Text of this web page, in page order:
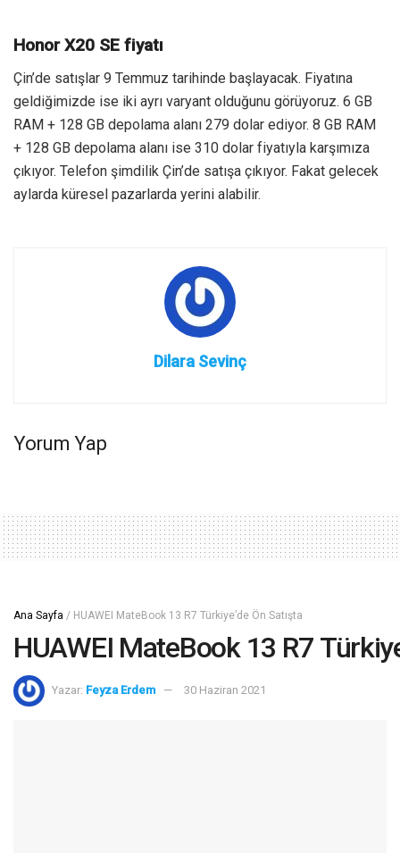
Honor X20 SE fiyatı
Çin’de satışlar 9 Temmuz tarihinde başlayacak. Fiyatına
geldiğimizde ise iki ayrı varyant olduğunu görüyoruz. 6 GB
RAM + 128 GB depolama alanı 279 dolar ediyor. 8 GB RAM
+ 128 GB depolama alanı ise 310 dolar fiyatıyla karşımıza
çıkıyor. Telefon şimdilik Çin’de satışa çıkıyor. Fakat gelecek
aylarda küresel pazarlarda yerini alabilir.
Dilara Sevinç
Yorum Yap
Ana Sayfa / HUAWEI MateBook 13 R7 Türkiye’de Ön Satışta
HUAWEI MateBook 13 R7
Yazar: Feyza Erdem 30 Haziran 2021